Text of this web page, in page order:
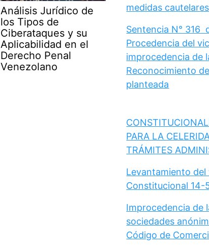
Análisis Jurídico de
los Tipos de
Ciberataques y su
Aplicabilidad en el
Derecho Penal
Venezolano
medidas
Sentencia N° 316
Procedencia del
improcedencia de
Reconocimiento
planteada
PARA LA
TRÁMITES
Levantamiento
Constitucional 14-
Improcedencia de
sociedades
Código de